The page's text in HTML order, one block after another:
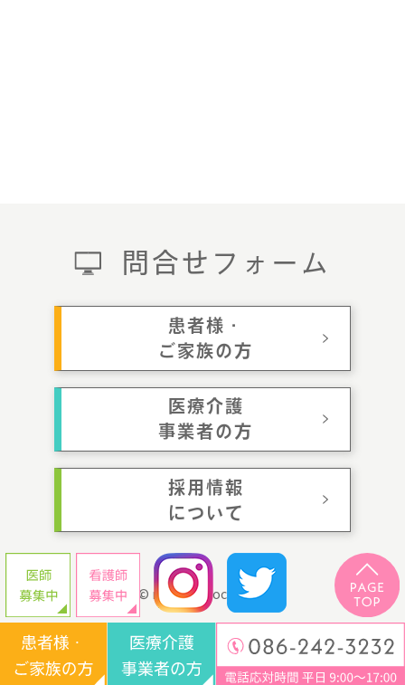
問合せフォーム
患者様・
ご家族の方
医療介護
事業者の方
採用情報
について
© momotaroclinic.jp